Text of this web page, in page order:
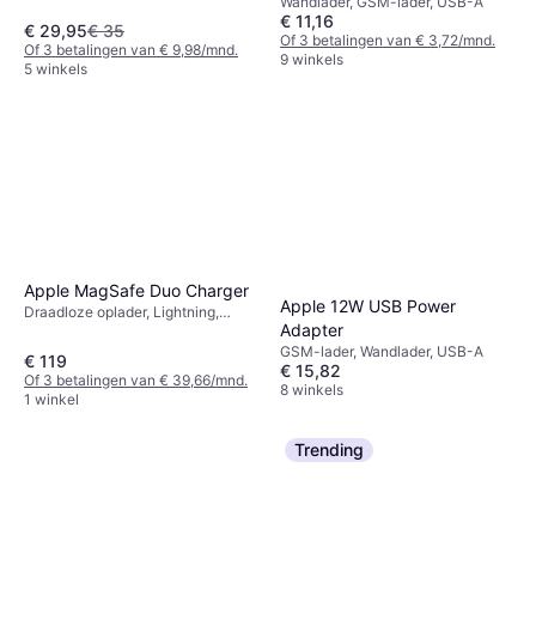
€ 29,95€ 35
Of 3 betalingen van € 9,98/mnd.
5 winkels
€ 11,16
Of 3 betalingen van € 3,72/mnd.
9 winkels
Apple MagSafe Duo Charger
Draadloze oplader, Lightning,
€ 119
Of 3 betalingen van € 39,66/mnd.
1 winkel
Apple 12W USB Power
Adapter
GSM-lader, Wandlader, USB-A
€ 15,82
8 winkels
Trending